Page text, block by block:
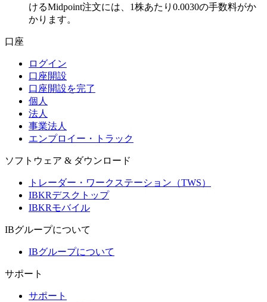
けるMidpoint注文には、1株あたり0.0030の手数料がか
かります。
口座
ログイン
口座開設
口座開設を完了
個人
法人
事業法人
エンプロイー・トラック
ソフトウェア & ダウンロード
トレーダー・ワークステーション（TWS）
IBKRデスクトップ
IBKRモバイル
IBグループについて
IBグループについて
サポート
サポート